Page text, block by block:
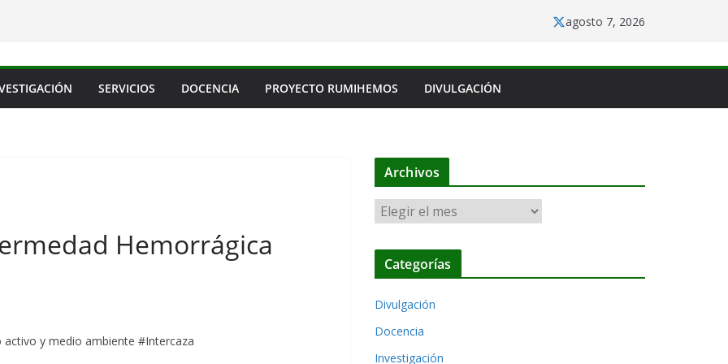
agosto 7, 2026
SERVICIOS DOCENCIA PROYECTO RUMIHEMOS DIVULGACIÓN
Hemorrágica
activo y medio ambiente #Intercaza
Archivos
r
c
v
o
s
Categorías
Divulgación
Docencia
Investigación